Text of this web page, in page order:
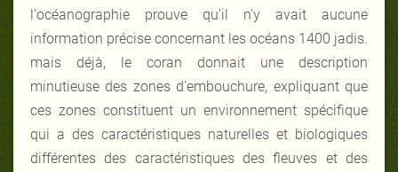
l'océanographie prouve qu'il n'y avait aucune
information précise concernant les océans 1400 jadis.
mais déjà, le coran donnait une description
minutieuse des zones d'embouchure, expliquant que
ces zones constituent un environnement spécifique
qui a des caractéristiques naturelles et biologiques
différentes des caractéristiques des fleuves et des